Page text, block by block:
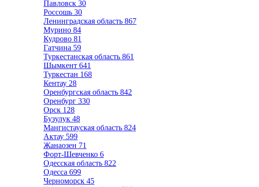
Павловск 30
Россошь 30
Ленинградская область 867
Мурино 84
Кудрово 81
Гатчина 59
Туркестанская область 861
Шымкент 641
Туркестан 168
Кентау 28
Оренбургская область 842
Оренбург 330
Орск 128
Бузулук 48
Мангистауская область 824
Актау 599
Жанаозен 71
Форт-Шевченко 6
Одесская область 822
Одесса 699
Черноморск 45